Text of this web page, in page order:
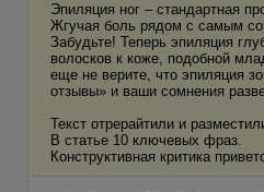
Эпиляция ног – стандартная
Жгучая боль рядом с самым
Забудьте! Теперь эпиляция
волосков к коже, подобной
еще не верите, что эпиляция
отзывы» и ваши сомнения
Текст отрерайтили и
В статье 10 ключевых фраз.
Конструктивная критика